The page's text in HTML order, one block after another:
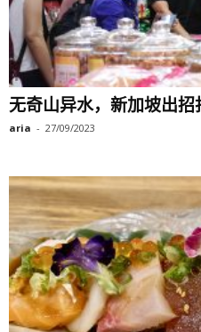
无奇山异水，新加坡出
aria - 27/09/2023